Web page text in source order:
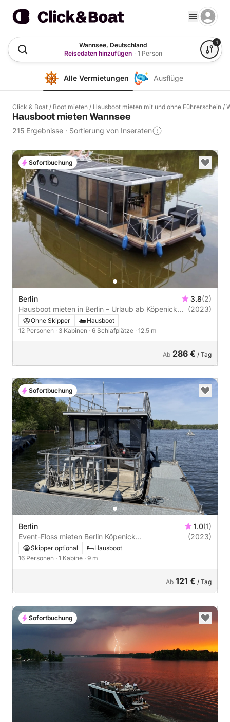
Wannsee, Deutschland
Reisedaten hinzufügen · 1 Person
1
Alle Vermietungen Ausflüge
Click & Boat / Boot mieten / Hausboot mieten mit und ohne Führerschein /
Hausboot mieten Wannsee
215 Ergebnisse · Sortierung von Inseraten
Berlin 3.8(2)
Hausboot mieten in Berlin – Urlaub ab Köpenick
mit Führerschein
(2023)
Ohne Skipper
Hausboot
12 Personen · 3 Kabinen · 6 Schlafplätze · 12.5 m
Ab 286 € / Tag
Sofortbuchung
Berlin 1.0(1)
Event-Floss mieten Berlin Köpenick
führerscheinfrei 16 Personen
(2023)
Skipper optional
Hausboot
16 Personen · 1 Kabine · 9 m
Ab 121 € / Tag
Sofortbuchung
Sofortbuchung